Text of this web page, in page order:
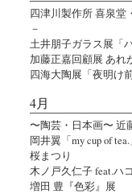
四津川製作所 喜泉堂
－
土井朋子ガラス展「
加藤正嘉回顧展 あれ
四海大陶展「夜明け前
4月
〜陶芸・日本画〜 近
岡井翼「my cup of
桜まつり
木ノ戸久仁子 feat.ハ
増田 豊『色彩』展